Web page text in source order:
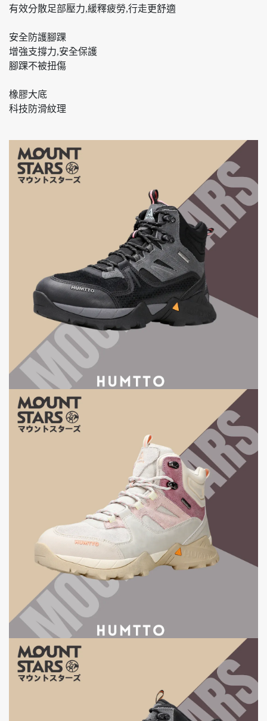
有效分散足部壓力,緩釋疲勞,行走更舒適
安全防護腳踝
增強支撐力,安全保護
腳踝不被扭傷
橡膠大底
科技防滑紋理